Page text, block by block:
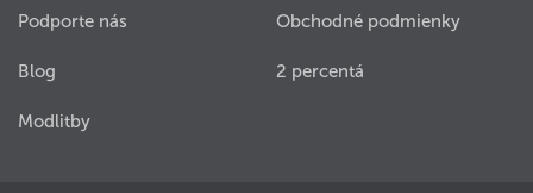
Podporte nás
Blog
Modlitby
Obchodné podmienky
2 percentá